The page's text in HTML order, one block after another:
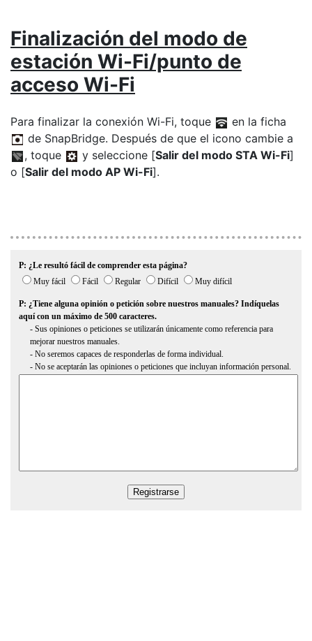
Finalización del modo de
estación Wi-Fi/punto de
acceso Wi-Fi
Para finalizar la conexión Wi-Fi, toque
en la ficha
de SnapBridge. Después de que el icono cambie a
, toque
y seleccione [Salir del modo STA Wi-Fi]
o [Salir del modo AP Wi-Fi].